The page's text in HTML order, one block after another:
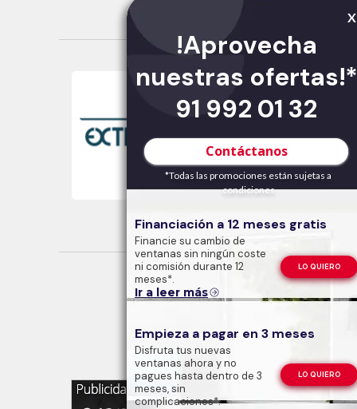
Extrual
!Aprovecha
nuestras ofertas!*
91 992 01 32
X
Contáctanos
*Todas las promociones están sujetas a
condiciones
Financiación a 12 meses gratis
Financie su cambio de
ventanas sin ningún coste
ni comisión durante 12
meses*.
Ir a leer más
LO QUIERO
Empieza a pagar en 3 meses
Disfruta tus nuevas
ventanas ahora y no
pagues hasta dentro de 3
meses, sin
complicaciones*.
LO QUIERO